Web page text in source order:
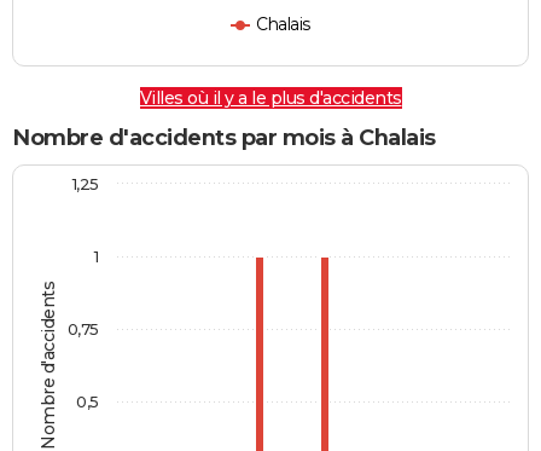
Chalais
Villes où il y a le plus d'accidents
Nombre d'accidents par mois à Chalais
Nombre d'accidents
1
0,5
0,75
1,25